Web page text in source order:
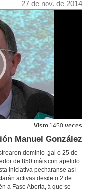
27 de nov. de 2014
Visto 1450 veces
Manuel González
dominio .gal o 25 de
de 850 máis con apelido
iniciativa pecharanse así
activas desde o 2 de
a Fase Aberta, á que se